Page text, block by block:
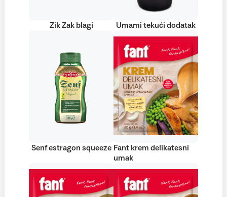
Zik Zak blagi Umami tekući dodatak
Senf estragon squeeze Fant krem delikatesni
umak